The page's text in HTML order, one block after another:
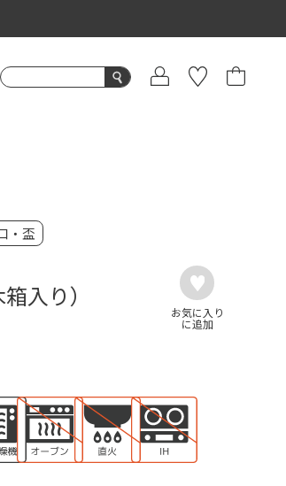
・盃
入り）